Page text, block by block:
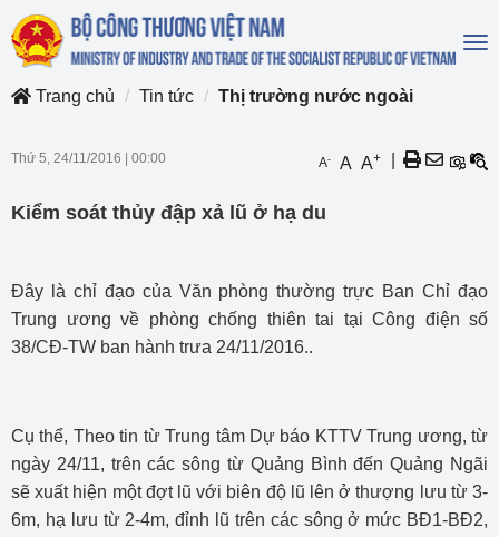
Trang chủ
Tin tức Thị trường nước ngoài
Thứ 5, 24/11/2016 00:00 A- A A+
Kiểm soát thủy đập xả lũ ở hạ du
Đây là chỉ đạo của Văn phòng thường trực Ban Chỉ đạo
Trung ương về phòng chống thiên tai tại Công điện số
38/CĐ-TW ban hành trưa 24/11/2016..
Cụ thể, Theo tin từ Trung tâm Dự báo KTTV Trung ương, từ
ngày 24/11, trên các sông từ Quảng Bình đến Quảng Ngãi
sẽ xuất hiện một đợt lũ với biên độ lũ lên ở thượng lưu từ 3-
6m, hạ lưu từ 2-4m, đỉnh lũ trên các sông ở mức BĐ1-BĐ2,